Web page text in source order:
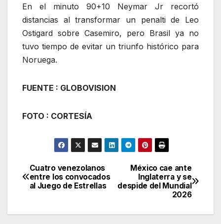
En el minuto 90+10 Neymar Jr recortó
distancias al transformar un penalti de Leo
Ostigard sobre Casemiro, pero Brasil ya no
tuvo tiempo de evitar un triunfo histórico para
Noruega.
FUENTE : GLOBOVISION
FOTO : CORTESÍA
Navegación
de
entradas
México cae ante
Inglaterra y se
despide del Mundial
2026
Cuatro venezolanos
entre los convocados
al Juego de Estrellas